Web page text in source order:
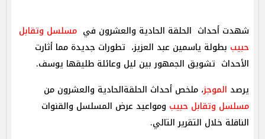
شهدت أحداث الحلقة الحادية والعشرون في مسلسل وتقابل
حبيب بطولة ياسمين عبد العزيز، تطورات جديدة مما أثارت
الأحداث تشويق الجمهور بين ليل وعائلة طليقها يوسف.
يرصد الموجز، ملخص أحداث الحلقةالحادية والعشرون من
مسلسل وتقابل حبيب ومواعيد عرض المسلسل والقنوات
الناقلة خلال التقرير التالي.